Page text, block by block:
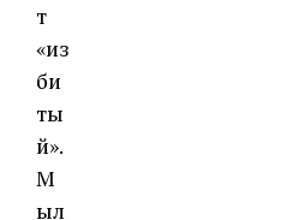
т
«из
би
ты
й».
М
ыл